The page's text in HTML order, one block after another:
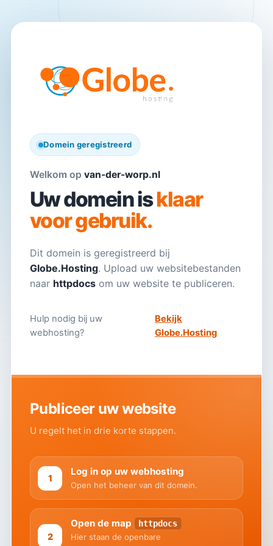
Domein geregistreerd
Welkom op van-der-worp.nl
Uw domein isklaar
voor gebruik.
Dit domein is geregistreerd bij
Globe.Hosting. Upload uw websitebestanden
naar httpdocs om uw website te publiceren.
Hulp nodig bij uw
webhosting?
Bekijk
Globe.Hosting
Publiceer uw website
U regelt het in drie korte stappen.
Log in op uw webhosting
Open het beheer van dit domein.
Open de map
httpdocs
Hier staan de openbare